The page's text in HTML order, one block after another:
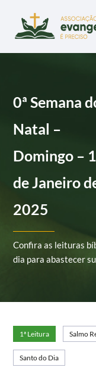
0ª Semana
Natal –
Domingo –
de Janeiro
2025
Confira as leituras
dia para abastecer
1ª Leitura Salmo
Santo do Dia